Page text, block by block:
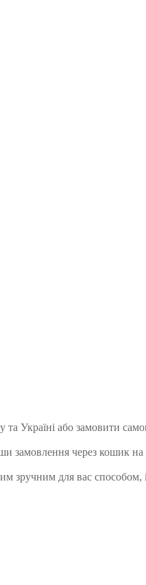
Україні або замовити
замовлення через кошик на
зручним для вас способом,